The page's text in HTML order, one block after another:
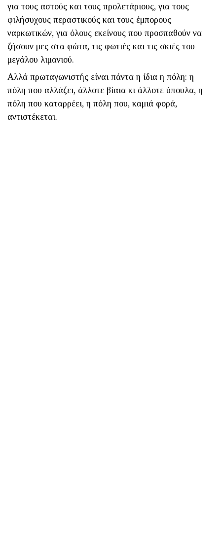
για τους αστούς και τους προλετάριους, για τους
φιλήσυχους περαστικούς και τους έμπορους
ναρκωτικών, για όλους εκείνους που προσπαθούν να
ζήσουν μες στα φώτα, τις φωτιές και τις σκιές του
μεγάλου λιμανιού.
Αλλά πρωταγωνιστής είναι πάντα η ίδια η πόλη: η
πόλη που αλλάζει, άλλοτε βίαια κι άλλοτε ύπουλα, η
πόλη που καταρρέει, η πόλη που, καμιά φορά,
αντιστέκεται.